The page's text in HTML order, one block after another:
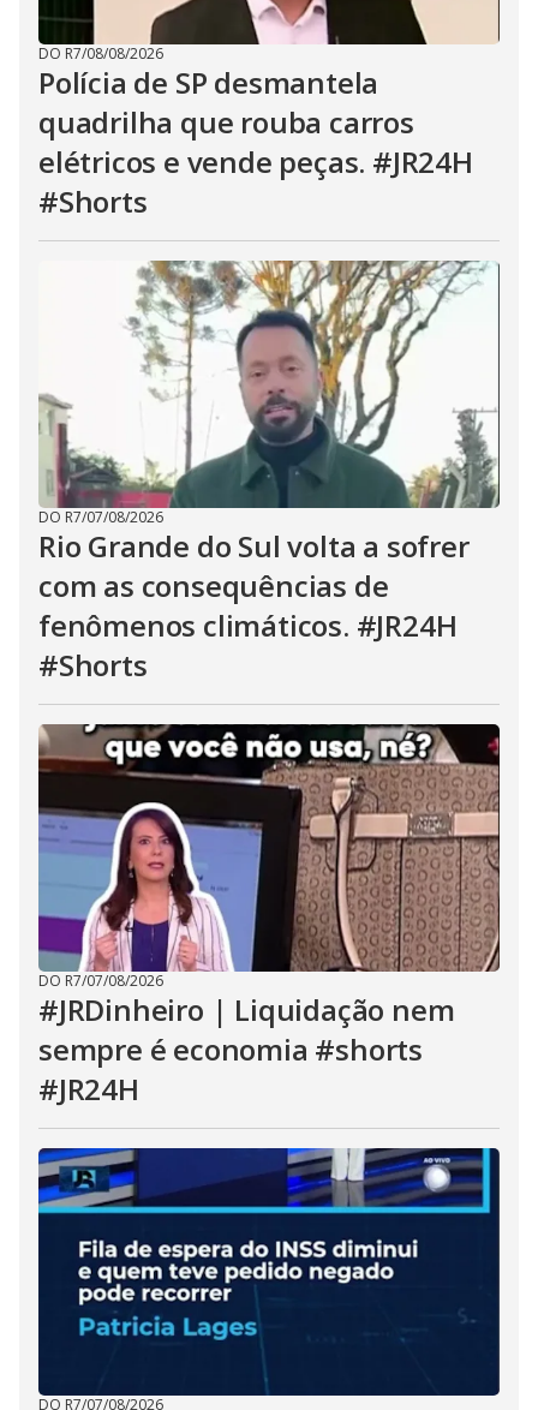
DO R7/08/08/2026
Polícia de SP desmantela
quadrilha que rouba carros
elétricos e vende peças. #JR24H
#Shorts
DO R7/07/08/2026
Rio Grande do Sul volta a sofrer
com as consequências de
fenômenos climáticos. #JR24H
#Shorts
DO R7/07/08/2026
#JRDinheiro | Liquidação nem
sempre é economia #shorts
#JR24H
DO R7/07/08/2026